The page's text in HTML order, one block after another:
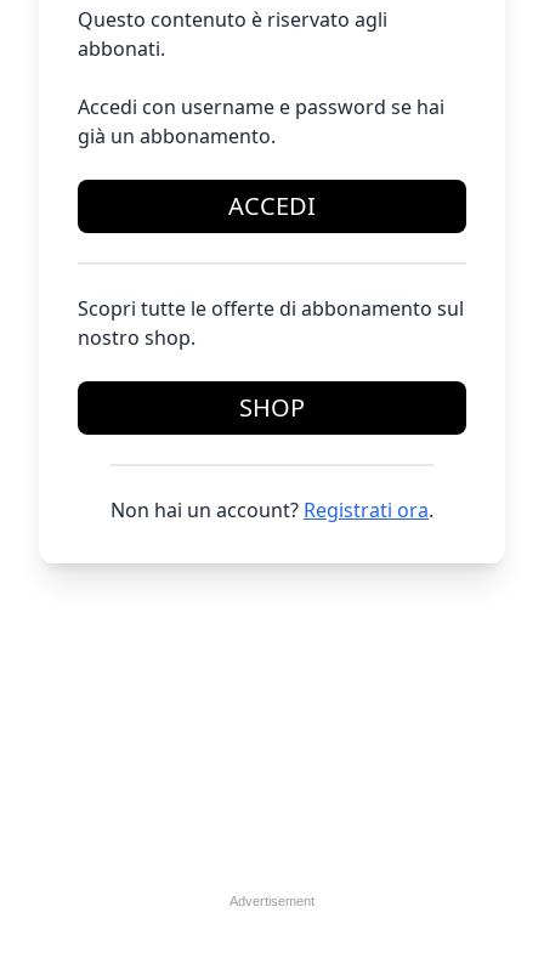
Questo contenuto è riservato agli
abbonati.
Accedi con username e password se hai
già un abbonamento.
ACCEDI
Scopri tutte le offerte di abbonamento sul
nostro shop.
SHOP
Non hai un account? Registrati ora.